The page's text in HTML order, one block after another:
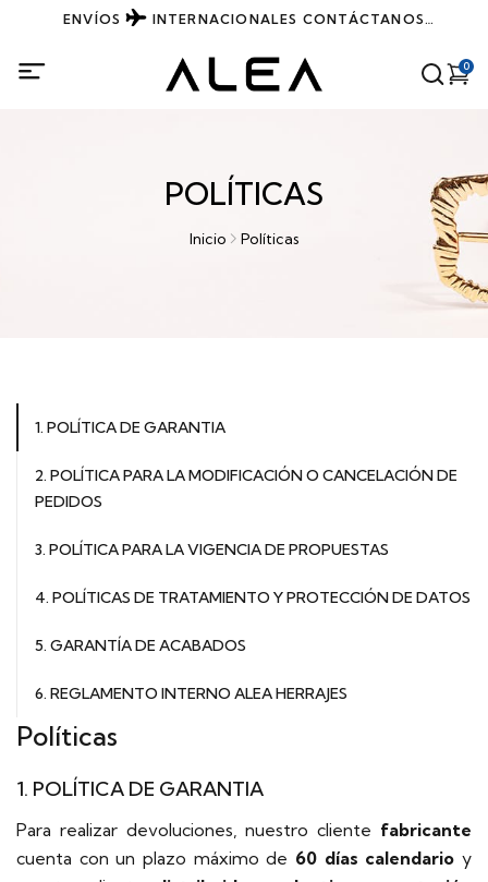
ENVÍOS INTERNACIONALES CONTÁCTANOS
0
POLÍTICAS
Inicio Políticas
1. POLÍTICA DE GARANTIA
2. POLÍTICA PARA LA MODIFICACIÓN O CANCELACIÓN DE
PEDIDOS
3. POLÍTICA PARA LA VIGENCIA DE PROPUESTAS
4. POLÍTICAS DE TRATAMIENTO Y PROTECCIÓN DE DATOS
5. GARANTÍA DE ACABADOS
6. REGLAMENTO INTERNO ALEA HERRAJES
Políticas
1. POLÍTICA DE GARANTIA
Para realizar devoluciones, nuestro cliente fabricante
cuenta con un plazo máximo de 60 días calendario y